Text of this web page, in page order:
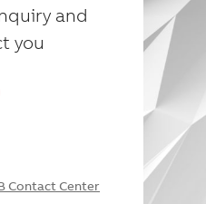
and
you
Contact Center